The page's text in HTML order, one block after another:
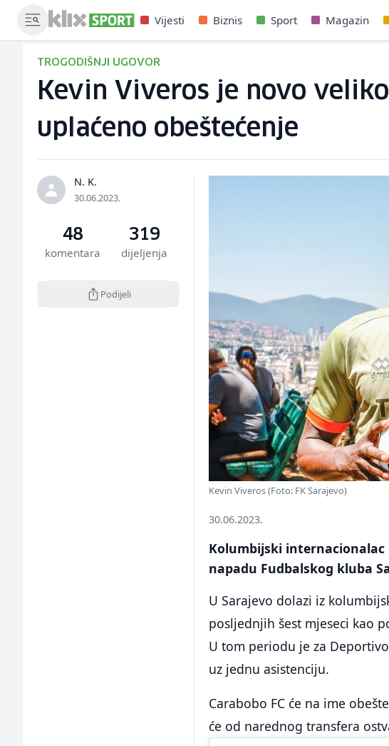
Vijesti Biznis Sport Magazin
TROGODIŠNJI UGOVOR
Kevin Viveros je novo
uplaćeno obeštećenje
N. K.
30.06.2023.
48
komentara
319
dijeljenja
Podijeli
Kevin Viveros (Foto: FK Sarajevo)
30.06.2023.
Kolumbijski internacionalac
napadu Fudbalskog kluba
U Sarajevo dolazi iz
posljednjih šest mjeseci kao
U tom periodu je za
uz jednu asistenciju.
Carabobo FC će na ime
će od narednog transfera